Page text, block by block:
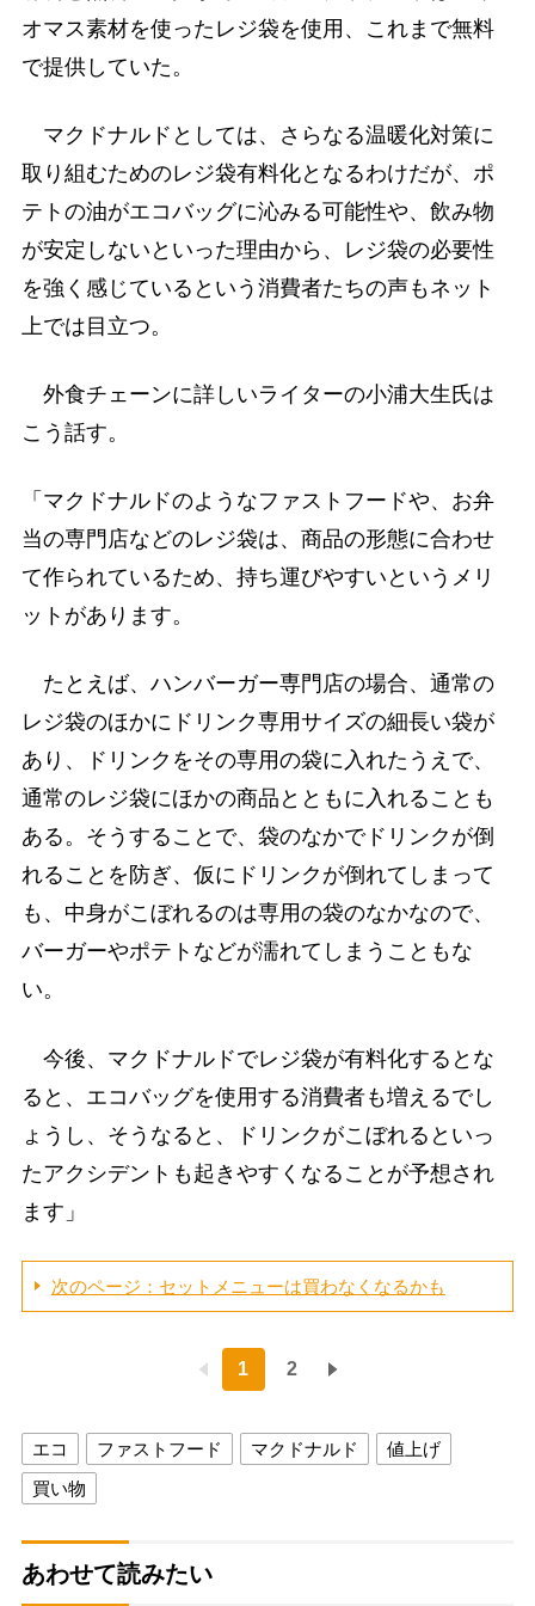
オマス素材を使ったレジ袋を使用、これまで無料
で提供していた。
マクドナルドとしては、さらなる温暖化対策に
取り組むためのレジ袋有料化となるわけだが、ポ
テトの油がエコバッグに沁みる可能性や、飲み物
が安定しないといった理由から、レジ袋の必要性
を強く感じているという消費者たちの声もネット
上では目立つ。
外食チェーンに詳しいライターの小浦大生氏は
こう話す。
「マクドナルドのようなファストフードや、お弁
当の専門店などのレジ袋は、商品の形態に合わせ
て作られているため、持ち運びやすいというメリ
ットがあります。
たとえば、ハンバーガー専門店の場合、通常の
レジ袋のほかにドリンク専用サイズの細長い袋が
あり、ドリンクをその専用の袋に入れたうえで、
通常のレジ袋にほかの商品とともに入れることも
ある。そうすることで、袋のなかでドリンクが倒
れることを防ぎ、仮にドリンクが倒れてしまって
も、中身がこぼれるのは専用の袋のなかなので、
バーガーやポテトなどが濡れてしまうこともな
い。
今後、マクドナルドでレジ袋が有料化するとな
ると、エコバッグを使用する消費者も増えるでし
ょうし、そうなると、ドリンクがこぼれるといっ
たアクシデントも起きやすくなることが予想され
ます」
次のページ：セットメニューは買わなくなるかも
1 2
エコ ファストフード マクドナルド
値上げ
買い物
あわせて読みたい